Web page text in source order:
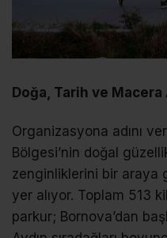
Doğa, Tarih ve Macera
Organizasyona adını
Bölgesi’nin doğal
zenginliklerini bir araya
yer alıyor. Toplam 513
parkur; Bornova’dan